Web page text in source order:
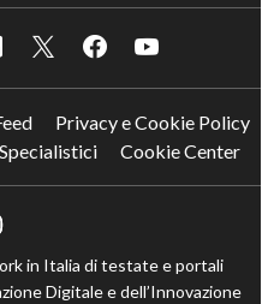
Privacy e Cookie Policy
Cookie Center
in Italia di testate e portali
Digitale e dell’Innovazione